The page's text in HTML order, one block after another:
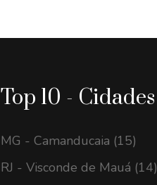
Top 10 - Cidades
MG - Camanducaia (15)
RJ - Visconde de Mauá (14)